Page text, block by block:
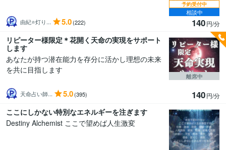
由紀⭐灯り... 5.0(222) 140円/分
予約受付中
相談中
リピーター様限定＊花開く天命の実現をサポート
します
あなたが持つ潜在能力を存分に活かし理想の未来
を共に目指します
天命占い師... 5.0(395) 140円/分
離席中
ここにしかない特別なエネルギーを注ぎます
Destiny Alchemist ここで望めば人生激変